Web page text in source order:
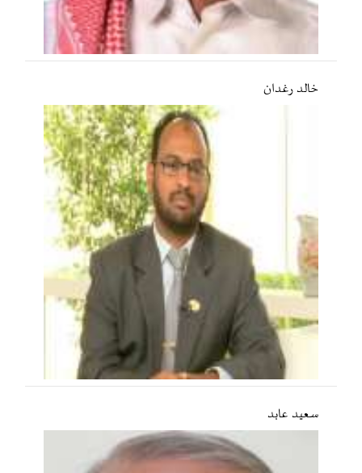
خالد رغدان
سعید عابد